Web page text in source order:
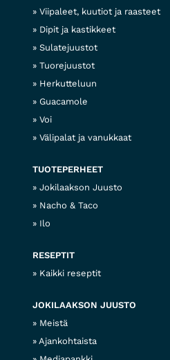
Viipaleet, kuutiot ja raasteet
Dipit ja kastikkeet
Sulatejuustot
Tuorejuustot
Herkutteluun
Guacamole
Voi
Välipalat ja vanukkaat
TUOTEPERHEET
Jokilaakson Juusto
Nacho & Taco
Ilo
RESEPTIT
Kaikki reseptit
JOKILAAKSON JUUSTO
Meistä
Ajankohtaista